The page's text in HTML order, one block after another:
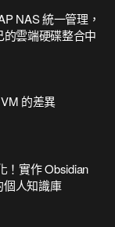
NAS 統一管理，
雲端硬碟整合中
的差異
！實作 Obsidian
個人知識庫